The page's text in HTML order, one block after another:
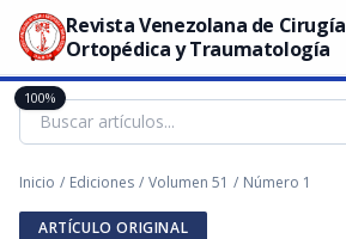
Revista Venezolana de Cirugía
Ortopédica y Traumatología
Inicio / Ediciones / Volumen 51 / Número 1
ARTÍCULO ORIGINAL
100%